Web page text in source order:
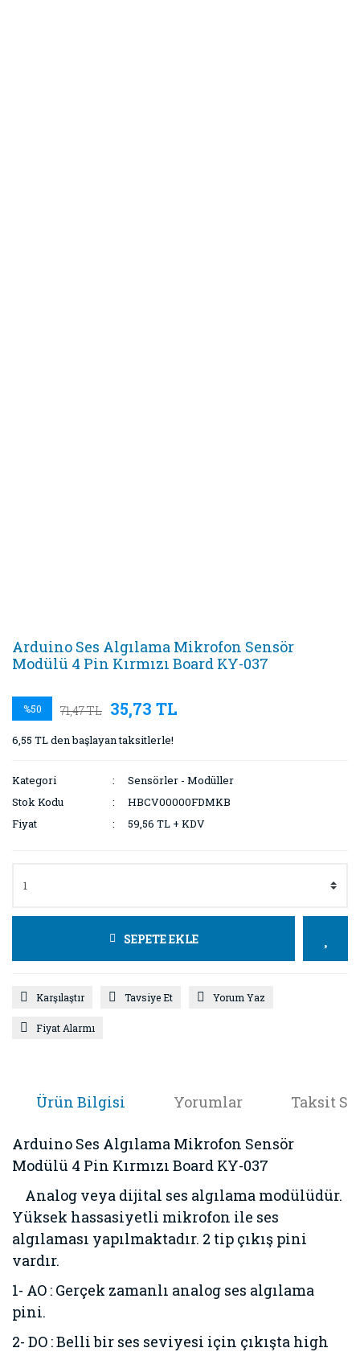
Arduino Ses Algılama Mikrofon Sensör
Modülü 4 Pin Kırmızı Board KY-037
%50 71,47 TL 35,73 TL
6,55 TL den başlayan taksitlerle!
Kategori
Sensörler - Modüller
Stok Kodu
HBCV00000FDMKB
Fiyat
59,56 TL + KDV
SEPETE EKLE
Karşılaştır Tavsiye Et Yorum Yaz
Fiyat Alarmı
Ürün Bilgisi Yorumlar Taksit
Arduino Ses Algılama Mikrofon Sensör
Modülü 4 Pin Kırmızı Board KY-037
Analog veya dijital ses algılama modülüdür.
Yüksek hassasiyetli mikrofon ile ses
algılaması yapılmaktadır. 2 tip çıkış pini
vardır.
1- AO : Gerçek zamanlı analog ses algılama
pini.
2- DO : Belli bir ses seviyesi için çıkışta high